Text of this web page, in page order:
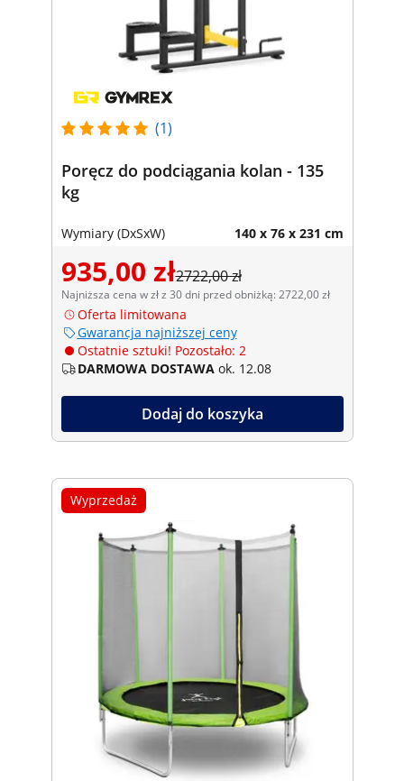
(1)
Poręcz do podciągania kolan - 135
kg
Wymiary (DxSxW) 140 x 76 x 231 cm
935,00 zł2722,00 zł
Najniższa cena w zł z 30 dni przed obniżką: 2722,00 zł
Oferta limitowana
Gwarancja najniższej ceny
Ostatnie sztuki! Pozostało: 2
DARMOWA DOSTAWA ok. 12.08
Dodaj do koszyka
Wyprzedaż